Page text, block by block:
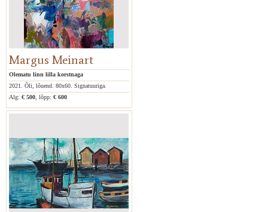
Margus Meinart
Olematu linn lilla korstnaga
2021. Õli, lõuend. 80x60. Signatuuriga.
Alg: € 500 , lõpp: € 600